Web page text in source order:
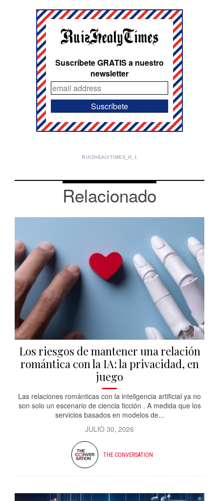
Suscríbete GRATIS a nuestro
newsletter
RUIZHEALYTIMES_H_1
Relacionado
Los riesgos de mantener una relación
romántica con la IA: la privacidad, en
juego
Las relaciones románticas con la inteligencia artificial ya no
son solo un escenario de ciencia ficción . A medida que los
servicios basados ​​en modelos de...
JULIO 30, 2026
THE CONVERSATION